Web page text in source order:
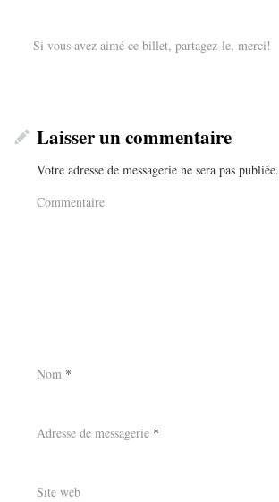
Si vous avez aimé ce billet, partagez-le, merci!
Laisser un commentaire
Votre adresse de messagerie ne sera pas publiée.
Commentaire
Nom *
Adresse de messagerie *
Site web